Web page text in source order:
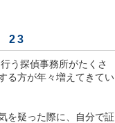
23
う探偵事務所がたくさ
る方が年々増えてきてい
を疑った際に、自分で証